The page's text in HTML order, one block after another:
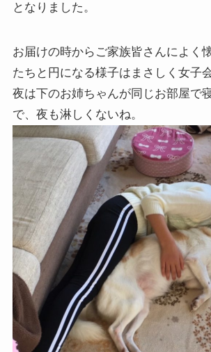
となりました。
お届けの時からご家族皆さんによく
たちと円になる様子はまさしく女子
夜は下のお姉ちゃんが同じお部屋で
で、夜も淋しくないね。